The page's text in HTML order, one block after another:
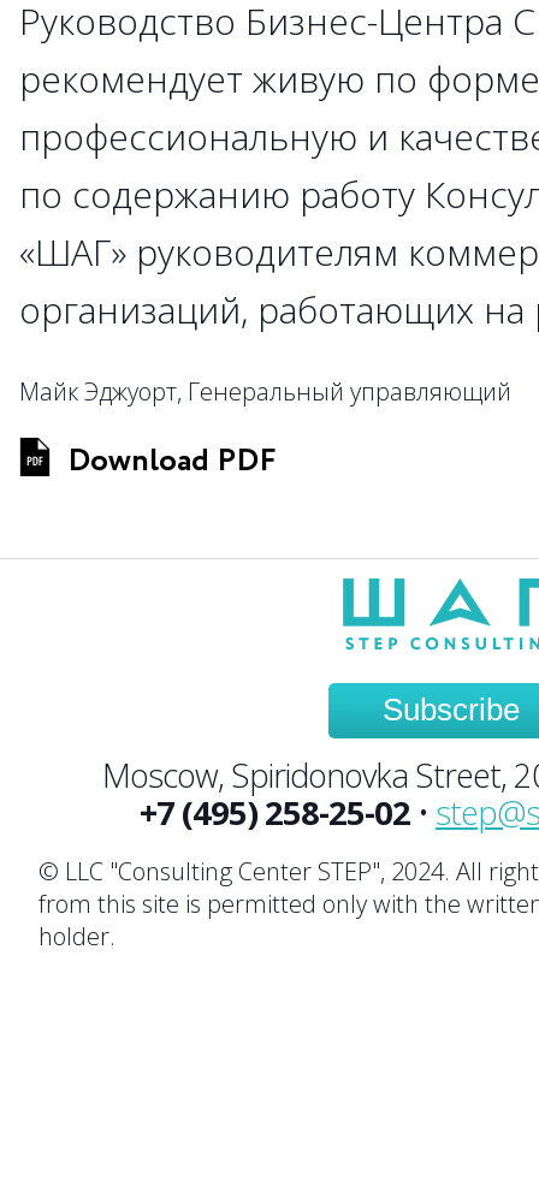
Руководство Бизнес-Центра
рекомендует живую по
профессиональную и
по содержанию работу
«ШАГ» руководителям
организаций, работающих
Майк Эджуорт, Генеральный управляющий
Download PDF
Subscribe
Moscow, Spiridonovka Street,
+7 (495) 258-25-02 •
© LLC "Consulting Center STEP", 2024. All
from this site is permitted only with the
holder.